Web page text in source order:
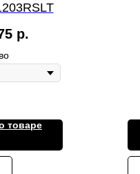
р.
товаре